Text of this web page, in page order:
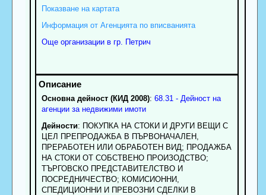
Показване на картата
Информация от Агенцията по вписванията
Още организации в гр. Петрич
Основна дейност (КИД 2008): 68.31 - Дейност на
агенции за недвижими имоти
Дейности: ПОКУПКА НА СТОКИ И ДРУГИ ВЕЩИ С
ЦЕЛ ПРЕПРОДАЖБА В ПЪРВОНАЧАЛЕН,
ПРЕРАБОТЕН ИЛИ ОБРАБОТЕН ВИД; ПРОДАЖБА
НА СТОКИ ОТ СОБСТВЕНО ПРОИЗОДСТВО;
ТЪРГОВСКО ПРЕДСТАВИТЕЛСТВО И
ПОСРЕДНИЧЕСТВО; КОМИСИОННИ,
СПЕДИЦИОННИ И ПРЕВОЗНИ СДЕЛКИ В